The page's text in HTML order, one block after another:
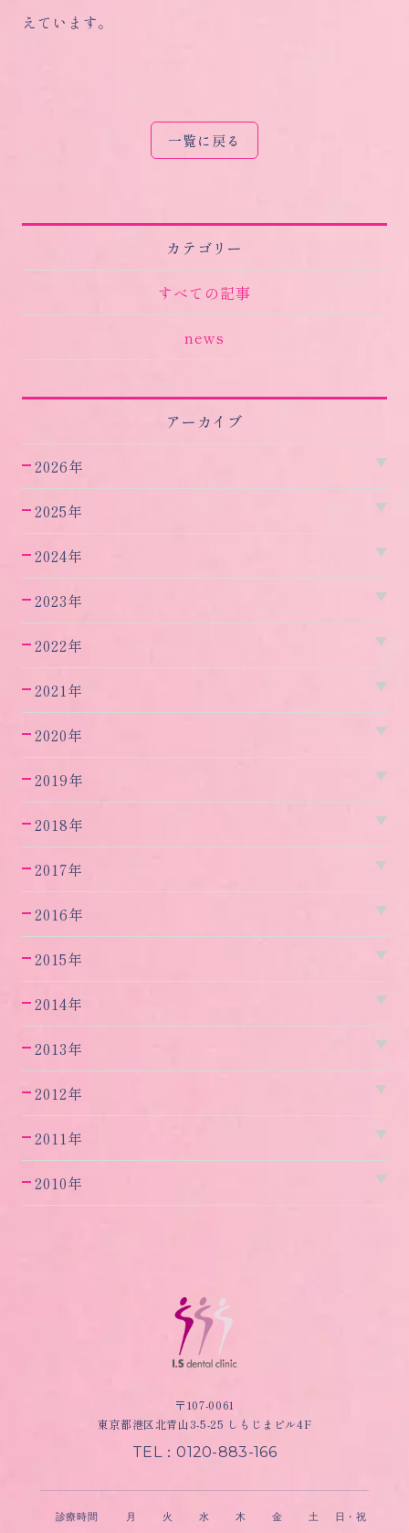
カテゴリー
すべての記事
news
アーカイブ
2026年
2025年
2024年
2023年
2022年
2021年
2020年
2019年
2018年
2017年
2016年
2015年
2014年
2013年
2012年
2011年
2010年
えています。
一覧に戻る
〒107-0061
東京都港区北青山3-5-25 しもじまビル4F
TEL：0120-883-166
診療時間 月 火 水 木 金 土 日・祝